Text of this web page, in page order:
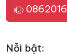
Nỗi bật: